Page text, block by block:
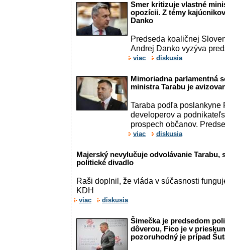
Smer kritizuje vlastné
opozícii. Z témy
Danko
Predseda koaličnej
Andrej Danko vyzýva
viac diskusia
Mimoriadna parlamentná
ministra Tarabu je
Taraba podľa poslankyne
developerov a
prospech občanov.
viac diskusia
Majerský nevylučuje odvolávanie Tarabu,
politické divadlo
Raši doplnil, že vláda v súčasnosti
KDH
viac diskusia
Šimečka je predsedom
dôverou, Fico je v
pozoruhodný je prípad